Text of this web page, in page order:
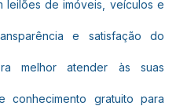
leilões de imóveis, veículos e
e satisfação do
melhor atender às suas
conhecimento gratuito para